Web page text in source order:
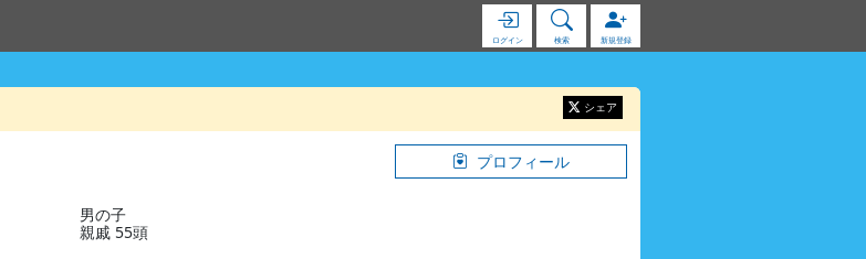
ログイン 検索 新規登録
シェア
男の子
親戚 55頭
プロフィール